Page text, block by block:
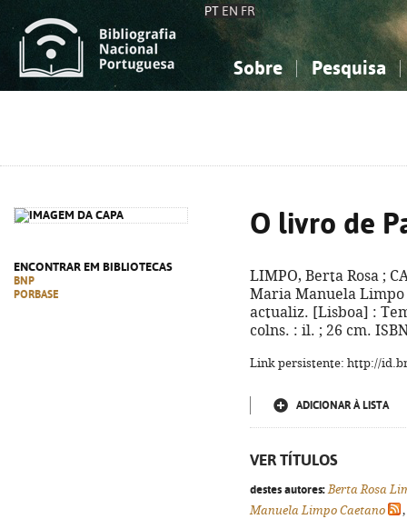
PT EN FR
Sobre Pesquisa
ENCONTRAR EM BIBLIOTECAS
BNP
PORBASE
O livro de
LIMPO, Berta Rosa ;
Maria Manuela
actualiz. [Lisboa] :
colns. : il. ; 26 cm.
Link persistente: http://
ADICIONAR À LISTA
VER TÍTULOS
destes autores: Berta Rosa
Manuela Limpo Caetano
,